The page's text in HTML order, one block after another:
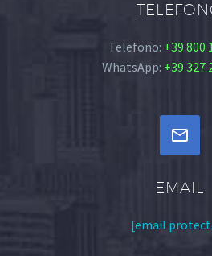
Telefono: +39 800
WhatsApp: +39 327


EMAIL
[email